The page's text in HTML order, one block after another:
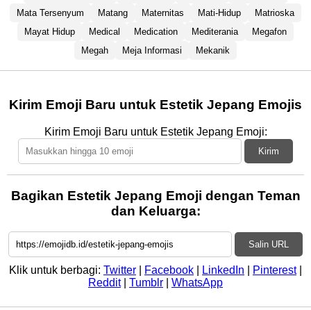
Mata Tersenyum
Matang Maternitas Mati-Hidup
Matrioska
Mayat Hidup
Medical Medication Mediterania
Megafon
Megah
Meja Informasi Mekanik
Kirim Emoji Baru untuk Estetik Jepang Emojis
Kirim Emoji Baru untuk Estetik Jepang Emoji:
Kirim
Bagikan Estetik Jepang Emoji dengan Teman
dan Keluarga:
Salin URL
Klik untuk berbagi: Twitter Facebook LinkedIn Pinterest|
Reddit| Tumblr WhatsApp